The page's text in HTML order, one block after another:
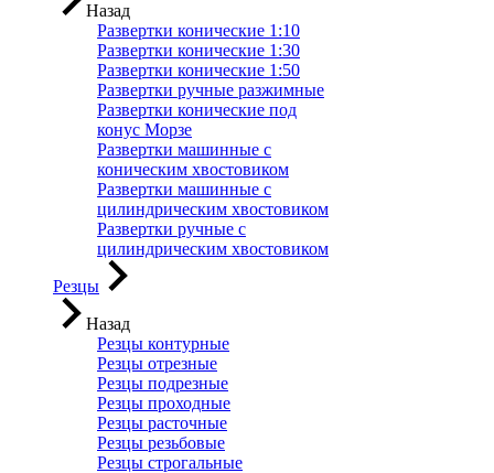
Назад
Развертки конические 1:10
Развертки конические 1:30
Развертки конические 1:50
Развертки ручные разжимные
Развертки конические под
конус Морзе
Развертки машинные с
коническим хвостовиком
Развертки машинные с
цилиндрическим хвостовиком
Развертки ручные с
цилиндрическим хвостовиком
Резцы
Назад
Резцы контурные
Резцы отрезные
Резцы подрезные
Резцы проходные
Резцы расточные
Резцы резьбовые
Резцы строгальные